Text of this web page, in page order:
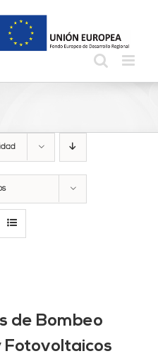
de Bombeo
Fotovoltaicos